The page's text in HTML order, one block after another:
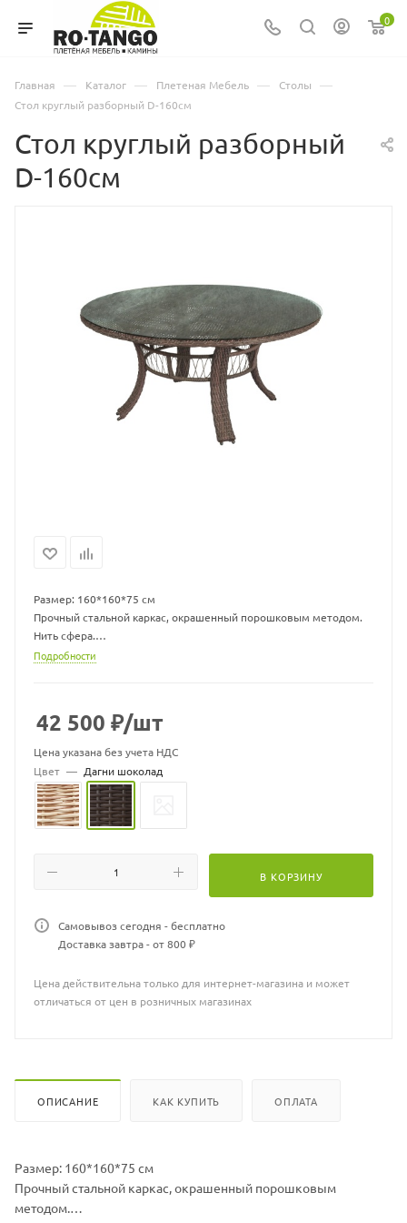
0
Главная — Каталог — Плетеная Мебель — Столы —
Стол круглый разборный D-160см
Стол круглый разборный
D-160см
Размер: 160*160*75 см
Прочный стальной каркас, окрашенный порошковым методом.
Нить сфера.
Экоротанг высшего качества.
Не требует особого ухода.
Подробности
42 500 ₽/шт
Цена указана без учета НДС
Цвет — Дагни шоколад
В КОРЗИНУ
Самовывоз сегодня - бесплатно
Доставка завтра - от 800 ₽
Цена действительна только для интернет-магазина и может
отличаться от цен в розничных магазинах
ОПИСАНИЕ КАК КУПИТЬ ОПЛАТА
Размер: 160*160*75 см
Прочный стальной каркас, окрашенный порошковым
методом.